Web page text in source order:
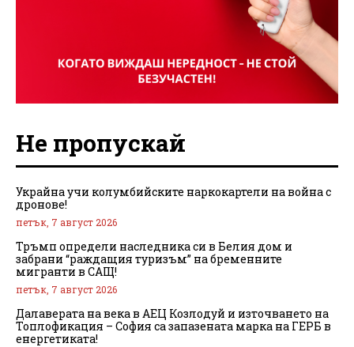
Не пропускай
Украйна учи колумбийските наркокартели на война с
дронове!
петък, 7 август 2026
Тръмп определи наследника си в Белия дом и
забрани “раждащия туризъм” на бременните
мигранти в САЩ!
петък, 7 август 2026
Далаверата на века в АЕЦ Козлодуй и източването на
Топлофикация – София са запазената марка на ГЕРБ в
енергетиката!